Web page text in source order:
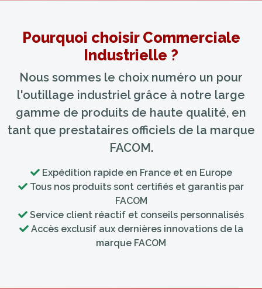
Pourquoi choisir Commerciale
Industrielle ?
Nous sommes le choix numéro un pour
l'outillage industriel grâce à notre large
gamme de produits de haute qualité, en
tant que prestataires officiels de la marque
FACOM.
Expédition rapide en France et en Europe
Tous nos produits sont certifiés et garantis par
FACOM
Service client réactif et conseils personnalisés
Accès exclusif aux dernières innovations de la
marque FACOM